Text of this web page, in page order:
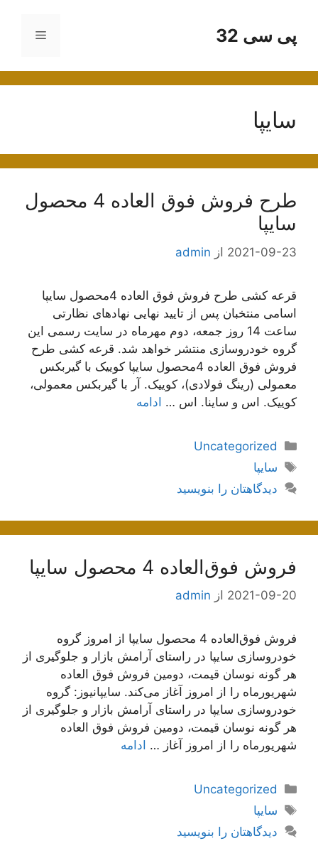
محتواپی سی 32 فهرست
سایپا
طرح فروش فوق العاده 4 محصول
سایپا
2021-09-23 از admin
قرعه کشی طرح فروش فوق العاده 4محصول سایپا
اسامی منتخبان پس از تايید نهایی نهاد‌های نظارتی
ساعت 14 روز جمعه، دوم مهرماه در سایت رسمی این
گروه خودروسازی منتشر خواهد شد. قرعه کشی طرح
فروش فوق العاده 4محصول سایپا کوییک با گیربکس
معمولی (رینگ فولادی)، کوییک. آر با گیربکس معمولی،
کوییک. اس و ساینا. اس … ادامه
دسته‌ها
Uncategorized
برچسب‌ها
سایپا
دیدگاهتان را بنویسید
فروش فوق‌العاده 4 محصول سایپا
2021-09-20 از admin
فروش فوق‌العاده 4 محصول سایپا از امروز گروه
خودروسازی سایپا در راستای آرامش بازار و جلوگیری از
هر گونه نوسان قیمت، دومین فروش فوق العاده
شهریورماه را از امروز آغاز می‌کند. سایپانیوز: گروه
خودروسازی سایپا در راستای آرامش بازار و جلوگیری از
هر گونه نوسان قیمت، دومین فروش فوق العاده
شهریورماه را از امروز آغاز … ادامه
دسته‌ها
Uncategorized
برچسب‌ها
سایپا
دیدگاهتان را بنویسید